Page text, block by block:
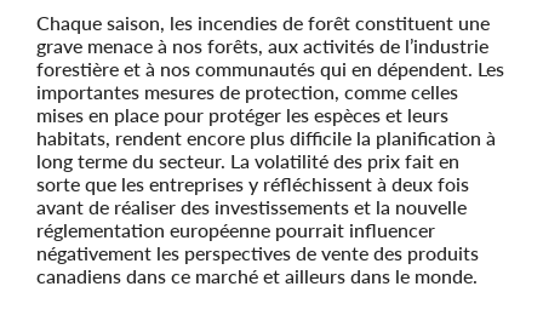
Chaque saison, les incendies de forêt constituent une
grave menace à nos forêts, aux activités de l’industrie
forestière et à nos communautés qui en dépendent. Les
importantes mesures de protection, comme celles
mises en place pour protéger les espèces et leurs
habitats, rendent encore plus difficile la planification à
long terme du secteur. La volatilité des prix fait en
sorte que les entreprises y réfléchissent à deux fois
avant de réaliser des investissements et la nouvelle
réglementation européenne pourrait influencer
négativement les perspectives de vente des produits
canadiens dans ce marché et ailleurs dans le monde.